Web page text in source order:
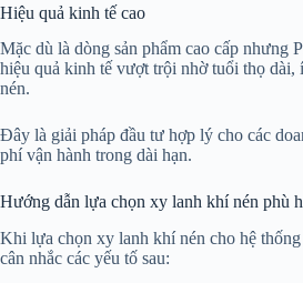
Hiệu quả kinh tế cao
Mặc dù là dòng sản phẩm cao cấp nhưng
hiệu quả kinh tế vượt trội nhờ tuổi thọ
nén.
Đây là giải pháp đầu tư hợp lý cho các
phí vận hành trong dài hạn.
Hướng dẫn lựa chọn xy lanh khí nén phù
Khi lựa chọn xy lanh khí nén cho hệ thống
cân nhắc các yếu tố sau: